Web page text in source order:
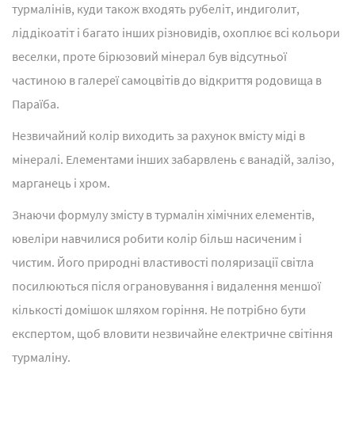
турмалінів, куди також входять рубеліт, индиголит,
ліддікоатіт і багато інших різновидів, охоплює всі кольори
веселки, проте бірюзовий мінерал був відсутньої
частиною в галереї самоцвітів до відкриття родовища в
Параїба.
Незвичайний колір виходить за рахунок вмісту міді в
мінералі. Елементами інших забарвлень є ванадій, залізо,
марганець і хром.
Знаючи формулу змісту в турмалін хімічних елементів,
ювеліри навчилися робити колір більш насиченим і
чистим. Його природні властивості поляризації світла
посилюються після ограновування і видалення меншої
кількості домішок шляхом горіння. Не потрібно бути
експертом, щоб вловити незвичайне електричне світіння
турмаліну.